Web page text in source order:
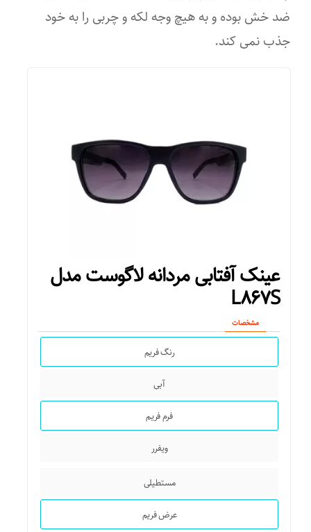
ضد خش بوده و به هیچ وجه لکه و چربی را به خود
جذب نمی کند.
عینک آفتابی مردانه لاگوست مدل
L۸۶۷S
مشخصات
رنگ فریم
آبی
فرم فریم
ویفرر
مستطیلی
عرض فریم